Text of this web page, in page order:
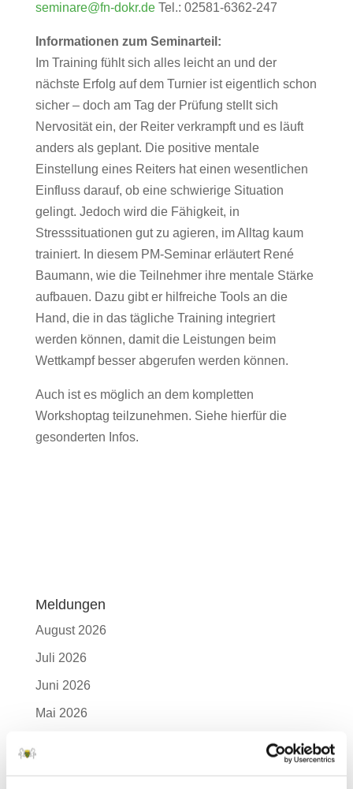
seminare@fn-dokr.deTel.: 02581-6362-247
Informationen zum Seminarteil:
Im Training fühlt sich alles leicht an und der
nächste Erfolg auf dem Turnier ist eigentlich schon
sicher – doch am Tag der Prüfung stellt sich
Nervosität ein, der Reiter verkrampft und es läuft
anders als geplant. Die positive mentale
Einstellung eines Reiters hat einen wesentlichen
Einfluss darauf, ob eine schwierige Situation
gelingt. Jedoch wird die Fähigkeit, in
Stresssituationen gut zu agieren, im Alltag kaum
trainiert. In diesem PM-Seminar erläutert René
Baumann, wie die Teilnehmer ihre mentale Stärke
aufbauen. Dazu gibt er hilfreiche Tools an die
Hand, die in das tägliche Training integriert
werden können, damit die Leistungen beim
Wettkampf besser abgerufen werden können.
Auch ist es möglich an dem kompletten
Workshoptag teilzunehmen. Siehe hierfür die
gesonderten Infos.
Meldungen
August 2026
Juli 2026
Juni 2026
Mai 2026